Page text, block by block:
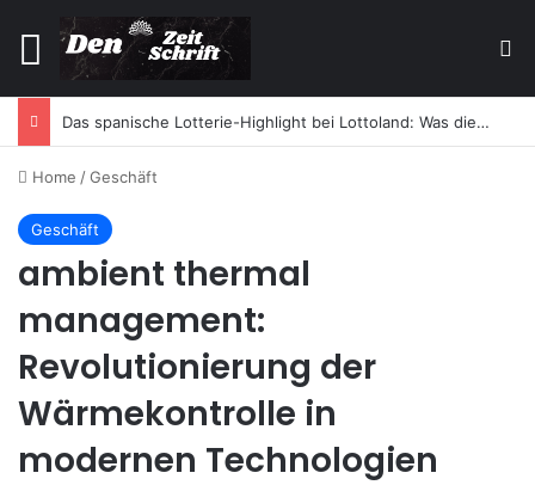
Menu
Das spanische Lotterie-Highlight bei Lottoland: Was die El Gordo Sommerlotterie so besonders macht
Home /Geschäft
Geschäft
ambient thermal
management:
Revolutionierung der
Wärmekontrolle in
modernen Technologien